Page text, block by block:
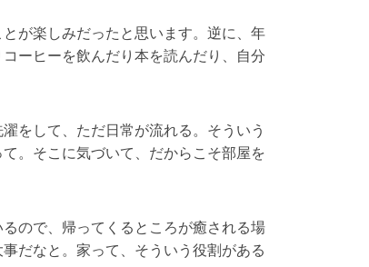
とが楽しみだったと思います。逆に、年
ーヒーを飲んだり本を読んだり、自分
をして、ただ日常が流れる。そういう
。そこに気づいて、だからこそ部屋を
ので、帰ってくるところが癒される場
だなと。家って、そういう役割がある